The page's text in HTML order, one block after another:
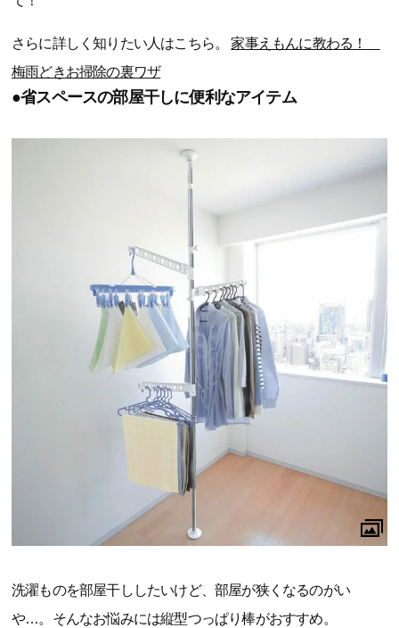
さらに詳しく知りたい人はこちら。家事えもんに教わる！
梅雨どきお掃除の裏ワザ
●省スペースの部屋干しに便利なアイテム
洗濯ものを部屋干ししたいけど、部屋が狭くなるのがい
や…。そんなお悩みには縦型つっぱり棒がおすすめ。